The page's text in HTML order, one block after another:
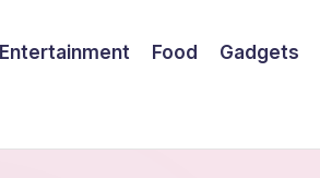
Entertainment Food Gadgets